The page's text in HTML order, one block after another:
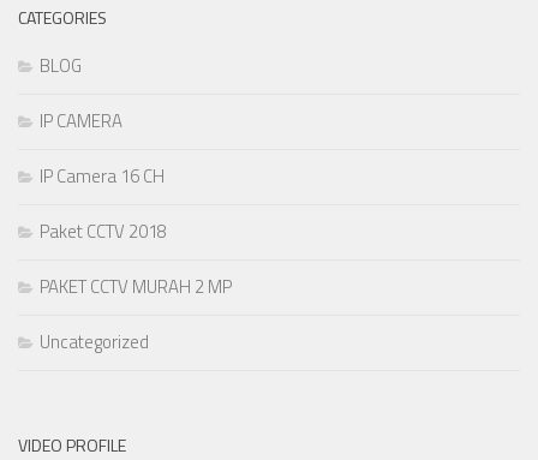
CATEGORIES
BLOG
IP CAMERA
IP Camera 16 CH
Paket CCTV 2018
PAKET CCTV MURAH 2 MP
Uncategorized
VIDEO PROFILE